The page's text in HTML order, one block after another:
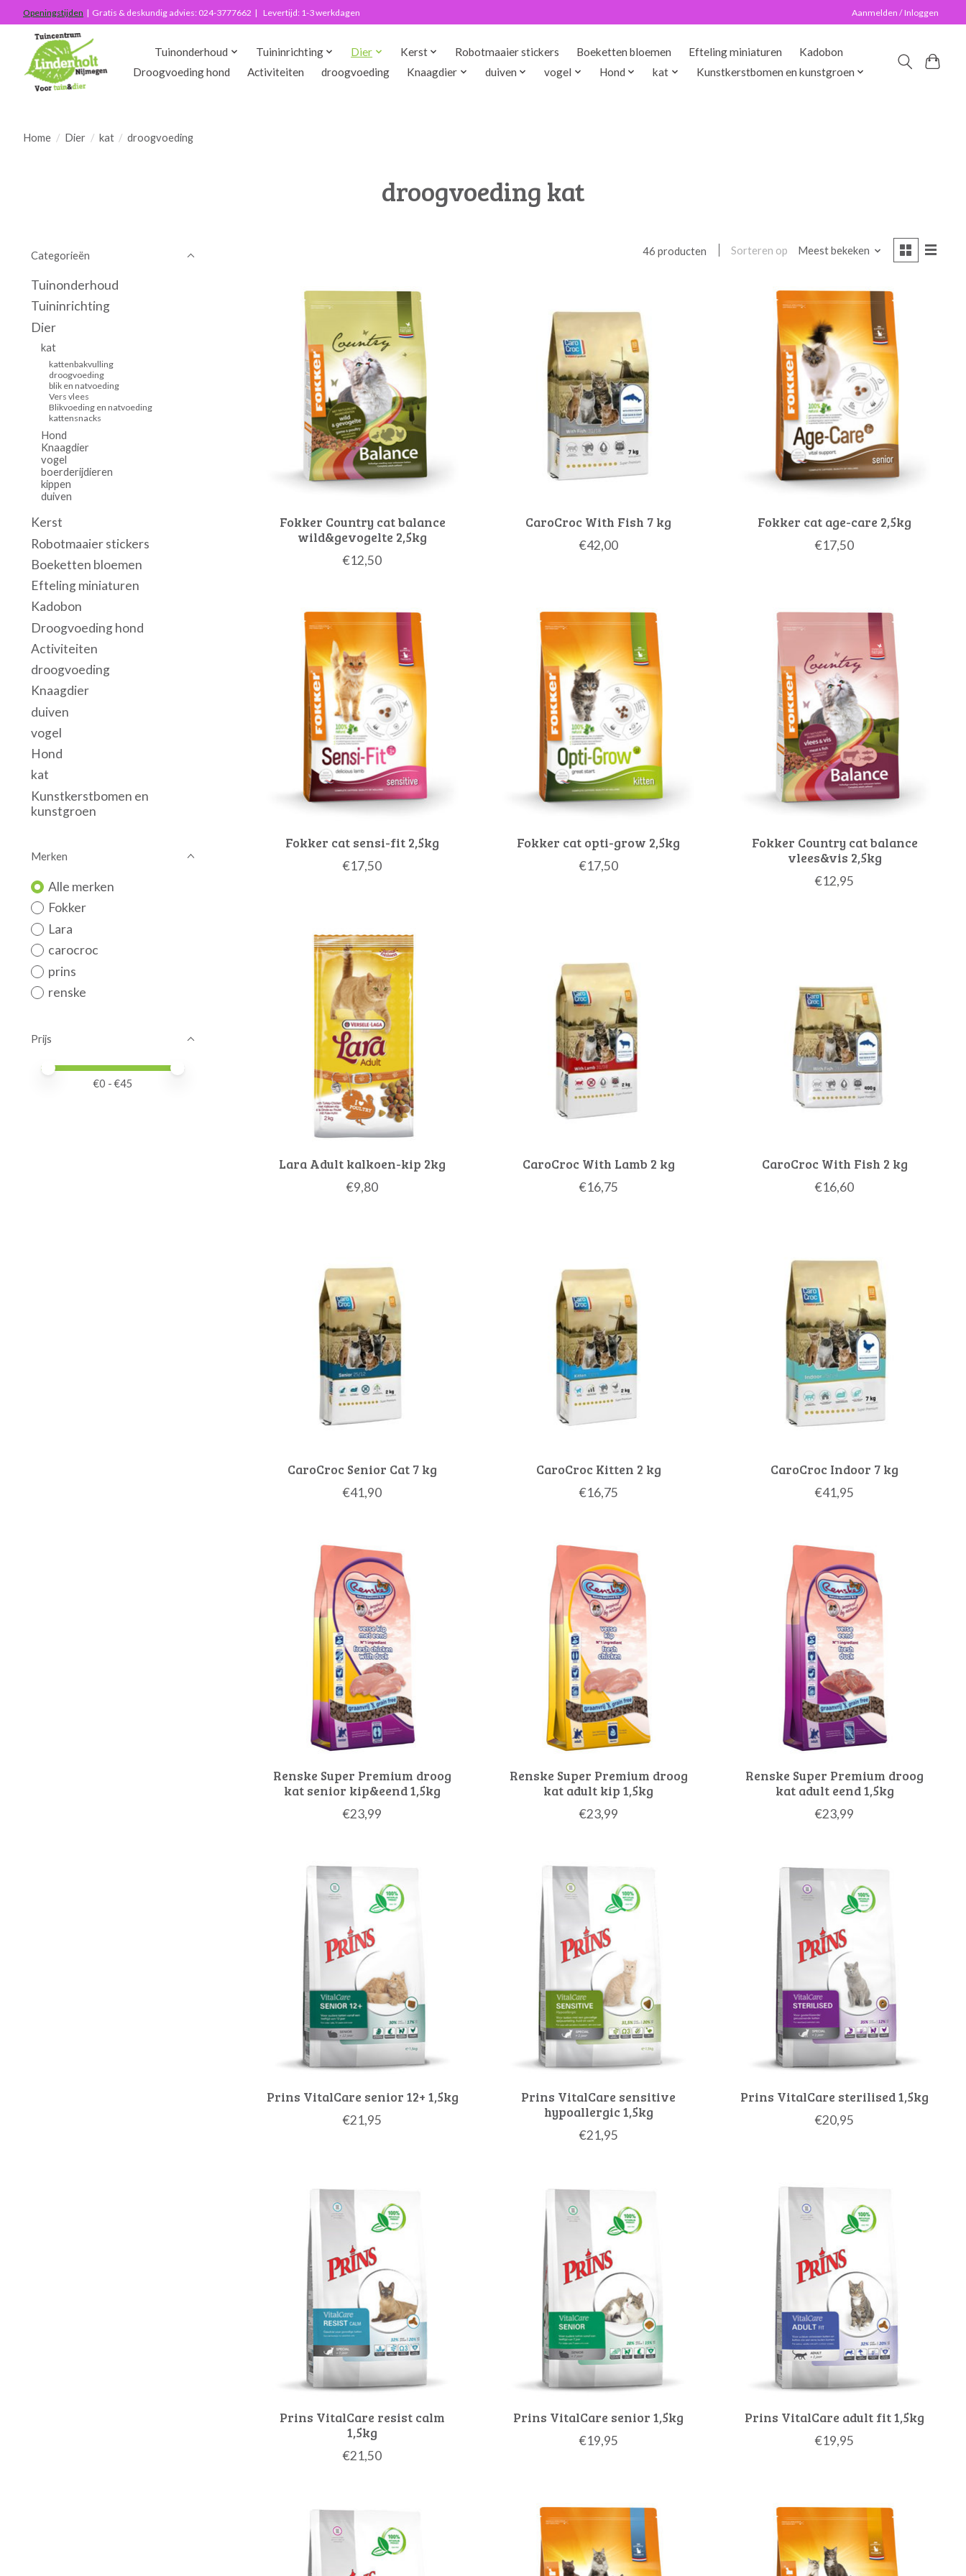
Openingstijden | Gratis & deskundig advies: 024-3777662 | Levertijd: 1-3 werkdagen Aanmelden / Inloggen
Tuinonderhoud Tuininrichting Dier Kerst Robotmaaier stickers Boeketten bloemen Efteling miniaturen
Kadobon
Droogvoeding hond
Activiteiten droogvoeding Knaagdier duiven vogel Hond kat Kunstkerstbomen en kunstgroen
Home / Dier / kat / droogvoeding
droogvoeding kat
Categorieën
Tuinonderhoud
Tuininrichting
Dier
kat
kattenbakvulling
droogvoeding
blik en natvoeding
Vers vlees
Blikvoeding en natvoeding
kattensnacks
Hond
Knaagdier
vogel
boerderijdieren
kippen
duiven
Kerst
Robotmaaier stickers
Boeketten bloemen
Efteling miniaturen
Kadobon
Droogvoeding hond
Activiteiten
droogvoeding
Knaagdier
duiven
vogel
Hond
kat
Kunstkerstbomen en
kunstgroen
Merken
Alle merken
Fokker
Lara
carocroc
prins
renske
Prijs
Minimale prijswaarde
Price maximum value
€0 - €45
46 producten Sorteren op Meest bekeken
Fokker Country cat balance
wild&gevogelte 2,5kg
€12,50
CaroCroc With Fish 7 kg
€42,00
Fokker cat age-care 2,5kg
€17,50
Fokker cat sensi-fit 2,5kg
€17,50
Fokker cat opti-grow 2,5kg
€17,50
Fokker Country cat balance
vlees&vis 2,5kg
€12,95
Lara Adult kalkoen-kip 2kg
€9,80
CaroCroc With Lamb 2 kg
€16,75
CaroCroc With Fish 2 kg
€16,60
CaroCroc Senior Cat 7 kg
€41,90
CaroCroc Kitten 2 kg
€16,75
CaroCroc Indoor 7 kg
€41,95
Renske Super Premium droog
kat senior kip&eend 1,5kg
€23,99
Renske Super Premium droog
kat adult kip 1,5kg
€23,99
Renske Super Premium droog
kat adult eend 1,5kg
€23,99
Prins VitalCare senior 12+ 1,5kg
€21,95
Prins VitalCare sensitive
hypoallergic 1,5kg
€21,95
Prins VitalCare sterilised 1,5kg
€20,95
Prins VitalCare resist calm
1,5kg
€21,50
Prins VitalCare senior 1,5kg
€19,95
Prins VitalCare adult fit 1,5kg
€19,95